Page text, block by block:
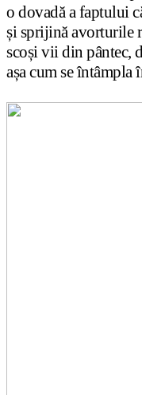
o dovadă a faptului
și sprijină avorturile
scoși vii din pântec,
așa cum se